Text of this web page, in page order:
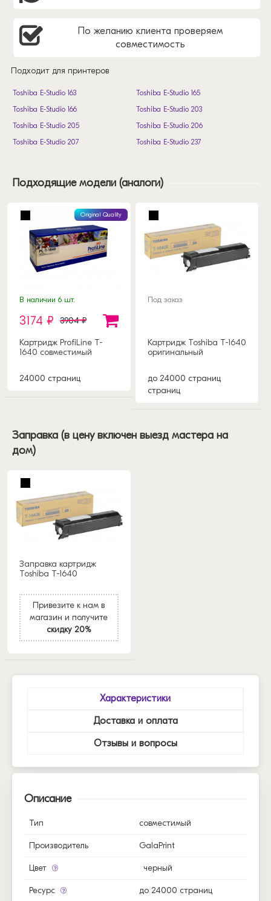
По желанию клиента проверяем
совместимость
Подходит для принтеров
Toshiba E-Studio 163
Toshiba E-Studio 165
Toshiba E-Studio 166
Toshiba E-Studio 203
Toshiba E-Studio 205
Toshiba E-Studio 206
Toshiba E-Studio 207
Toshiba E-Studio 237
Подходящие модели (аналоги)
Original Quality
В наличии 6 шт.
3174 ₽ 3904 ₽
Картридж ProfiLine T-
1640 совместимый
24000 страниц
Под заказ
Картридж Toshiba T-1640
оригинальный
до 24000 страниц
страниц
Заправка (в цену включен выезд мастера на
дом)
Заправка картридж
Toshiba T-1640
Привезите к нам в
магазин и получите
скидку 20%
Характеристики
Доставка и оплата
Отзывы и вопросы
Описание
Тип совместимый
Производитель GalaPrint
Цвет черный
Ресурс до 24000 страниц